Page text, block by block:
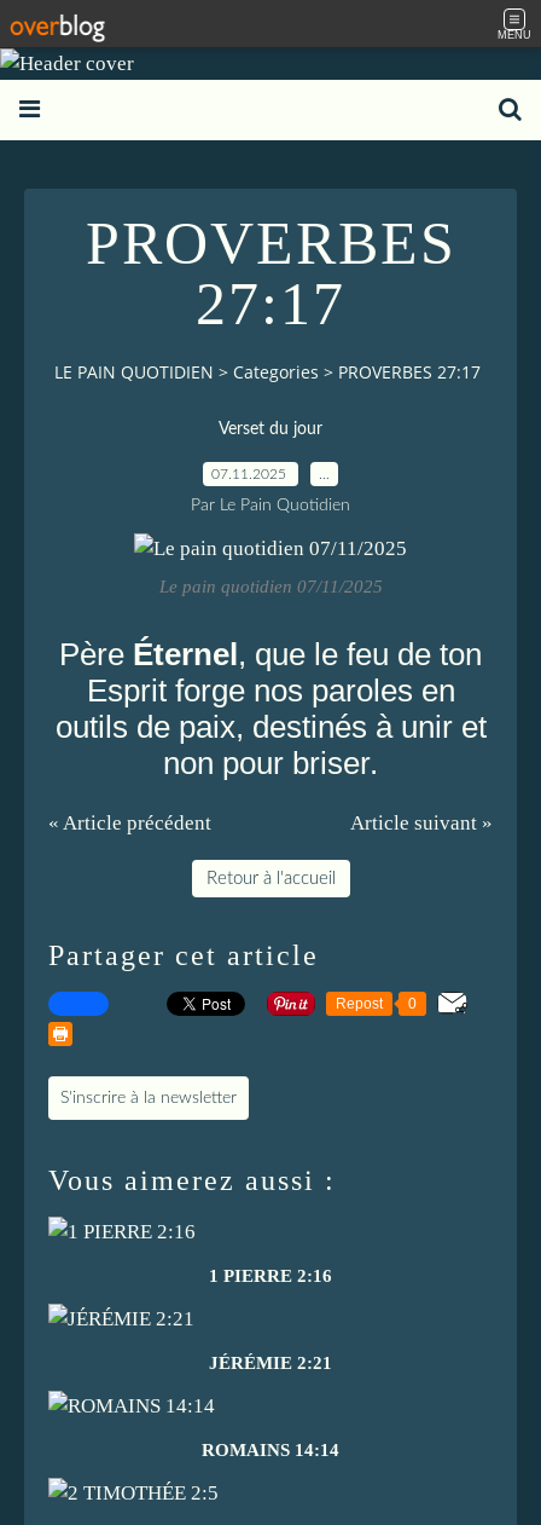
MENU
PROVERBES
27:17
LE PAIN QUOTIDIEN > Categories > PROVERBES 27:17
Verset du jour
07.11.2025
Par Le Pain Quotidien
Le pain quotidien 07/11/2025
Père Éternel, que le feu de ton
Esprit forge nos paroles en
outils de paix, destinés à unir et
non pour briser.
« Article précédent Article suivant »
Retour à l'accueil
Partager cet article
Repost 0
S'inscrire à la newsletter
Vous aimerez aussi :
1 PIERRE 2:16
JÉRÉMIE 2:21
ROMAINS 14:14